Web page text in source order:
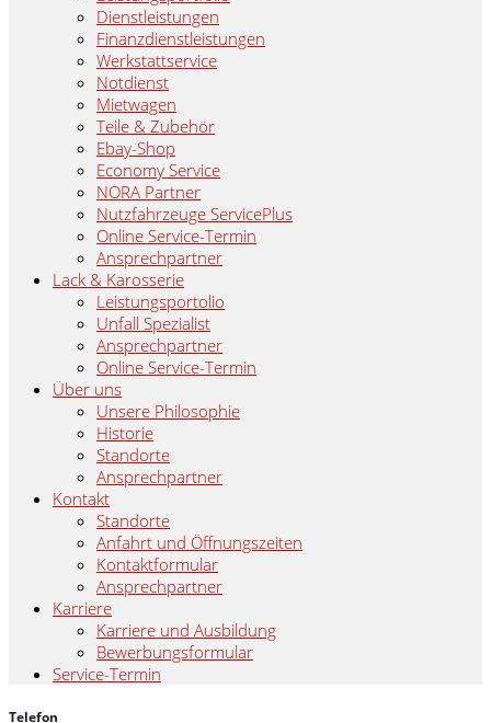
Dienstleistungen
Finanzdienstleistungen
Werkstattservice
Notdienst
Mietwagen
Teile & Zubehör
Ebay-Shop
Economy Service
NORA Partner
Nutzfahrzeuge ServicePlus
Online Service-Termin
Ansprechpartner
Lack & Karosserie
Leistungsportolio
Unfall Spezialist
Ansprechpartner
Online Service-Termin
Über uns
Unsere Philosophie
Historie
Standorte
Ansprechpartner
Kontakt
Standorte
Anfahrt und Öffnungszeiten
Kontaktformular
Ansprechpartner
Karriere
Karriere und Ausbildung
Bewerbungsformular
Service-Termin
Telefon